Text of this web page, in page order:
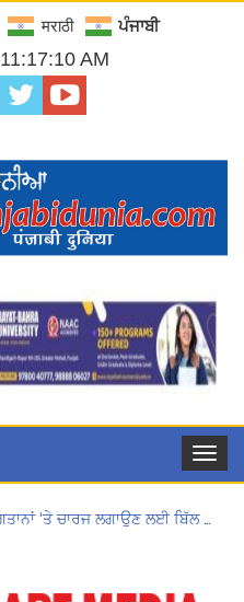
मराठी ਪੰਜਾਬੀ
AM
Toggle
ਲੋਕ ਸਭਾ ‘ਚ UPI ਅਤੇ ਹੋਰ ਡਿਜ਼ੀਟਲ ਭੁਗਤਾਨਾਂ ‘ਤੇ ਚਾਰਜ ਲਗਾਉਣ ਲਈ ਬਿੱਲ ਪਾਸ